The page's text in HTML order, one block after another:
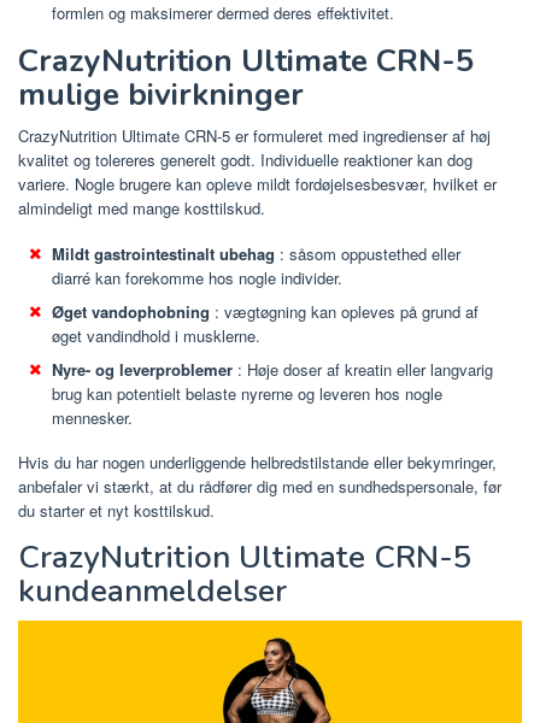
formlen og maksimerer dermed deres effektivitet.
CrazyNutrition Ultimate CRN-5
mulige bivirkninger
CrazyNutrition Ultimate CRN-5 er formuleret med ingredienser af høj
kvalitet og tolereres generelt godt. Individuelle reaktioner kan dog
variere. Nogle brugere kan opleve mildt fordøjelsesbesvær, hvilket er
almindeligt med mange kosttilskud.
Mildt gastrointestinalt ubehag : såsom oppustethed eller
diarré kan forekomme hos nogle individer.
Øget vandophobning : vægtøgning kan opleves på grund af
øget vandindhold i musklerne.
Nyre- og leverproblemer : Høje doser af kreatin eller langvarig
brug kan potentielt belaste nyrerne og leveren hos nogle
mennesker.
Hvis du har nogen underliggende helbredstilstande eller bekymringer,
anbefaler vi stærkt, at du rådfører dig med en sundhedspersonale, før
du starter et nyt kosttilskud.
CrazyNutrition Ultimate CRN-5
kundeanmeldelser